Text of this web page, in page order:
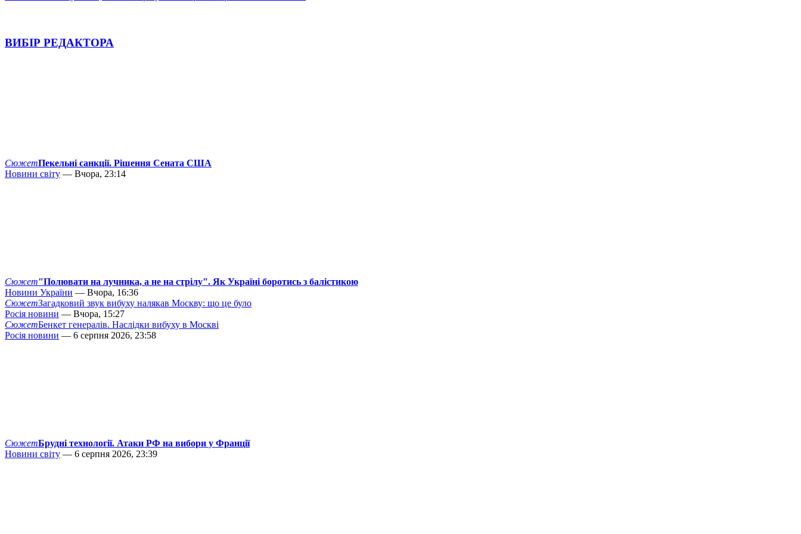
ВИБІР РЕДАКТОРА
СюжетПекельні санкції. Рішення Сената США
Новини світу — Вчора, 23:14
Сюжет"Полювати на лучника, а не на стрілу". Як Україні боротись з балістикою
Новини України — Вчора, 16:36
СюжетЗагадковий звук вибуху налякав Москву: що це було
Росія новини — Вчора, 15:27
СюжетБенкет генералів. Наслідки вибуху в Москві
Росія новини — 6 серпня 2026, 23:58
СюжетБрудні технології. Атаки РФ на вибори у Франції
Новини світу — 6 серпня 2026, 23:39